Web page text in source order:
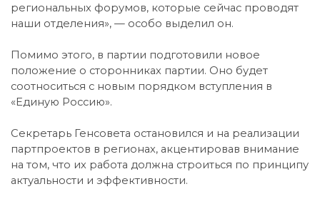
региональных форумов, которые сейчас проводят
наши отделения», — особо выделил он.
Помимо этого, в партии подготовили новое
положение о сторонниках партии. Оно будет
соотноситься с новым порядком вступления в
«Единую Россию».
Секретарь Генсовета остановился и на реализации
партпроектов в регионах, акцентировав внимание
на том, что их работа должна строиться по принципу
актуальности и эффективности.